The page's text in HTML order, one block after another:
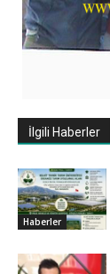
İlgili Haberler
Haberler